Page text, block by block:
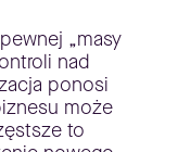
„masy
nad
ponosi
może
to